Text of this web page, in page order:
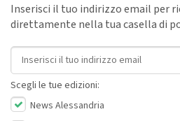
Inserisci il tuo indirizzo email per
direttamente nella tua casella di
Indirizzo email
Scegli le tue edizioni:
News Alessandria